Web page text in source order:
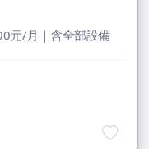
元/月｜含全部設備